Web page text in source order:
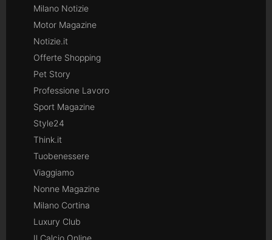
Milano Notizie
Motor Magazine
Notizie.it
Offerte Shopping
Pet Story
Professione Lavoro
Sport Magazine
Style24
Think.it
Tuobenessere
Viaggiamo
Nonne Magazine
Milano Cortina
Luxury Club
Il Calcio Online